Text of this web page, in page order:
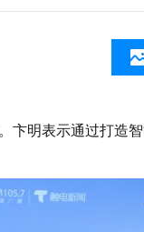
明表示通过打造智